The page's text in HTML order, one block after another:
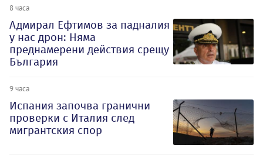
8 часа
Адмирал Ефтимов за падналия
у нас дрон: Няма
преднамерени действия срещу
България
9 часа
Испания започва гранични
проверки с Италия след
мигрантския спор